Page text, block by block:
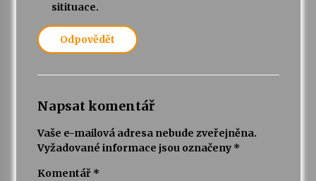
sitituace.
Odpovědět
Napsat komentář
Vaše e-mailová adresa nebude zveřejněna.
Vyžadované informace jsou označeny *
Komentář *